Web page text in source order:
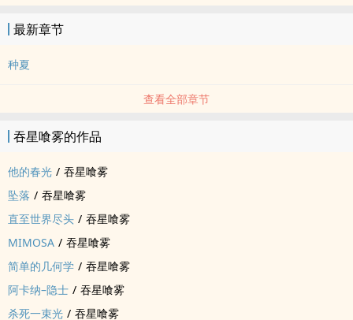
最新章节
种夏
查看全部章节
吞星喰雾的作品
他的春光 / 吞星喰雾
坠落 / 吞星喰雾
直至世界尽头 / 吞星喰雾
MIMOSA / 吞星喰雾
简单的几何学 / 吞星喰雾
阿卡纳–隐士 / 吞星喰雾
杀死一束光 / 吞星喰雾